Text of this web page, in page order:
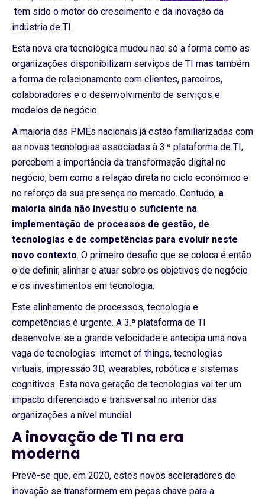
tem sido o motor do crescimento e da inovação da
indústria de TI.
Esta nova era tecnológica mudou não só a forma como as
organizações disponibilizam serviços de TI mas também
a forma de relacionamento com clientes, parceiros,
colaboradores e o desenvolvimento de serviços e
modelos de negócio.
A maioria das PMEs nacionais já estão familiarizadas com
as novas tecnologias associadas à 3.ª plataforma de TI,
percebem a importância da transformação digital no
negócio, bem como a relação direta no ciclo económico e
no reforço da sua presença no mercado. Contudo, a
maioria ainda não investiu o suficiente na
implementação de processos de gestão, de
tecnologias e de competências para evoluir neste
novo contexto. O primeiro desafio que se coloca é então
o de definir, alinhar e atuar sobre os objetivos de negócio
e os investimentos em tecnologia.
Este alinhamento de processos, tecnologia e
competências é urgente. A 3.ª plataforma de TI
desenvolve-se a grande velocidade e antecipa uma nova
vaga de tecnologias: internet of things, tecnologias
virtuais, impressão 3D, wearables, robótica e sistemas
cognitivos. Esta nova geração de tecnologias vai ter um
impacto diferenciado e transversal no interior das
organizações a nível mundial.
A inovação de TI na era
moderna
Prevê-se que, em 2020, estes novos aceleradores de
inovação se transformem em peças chave para a